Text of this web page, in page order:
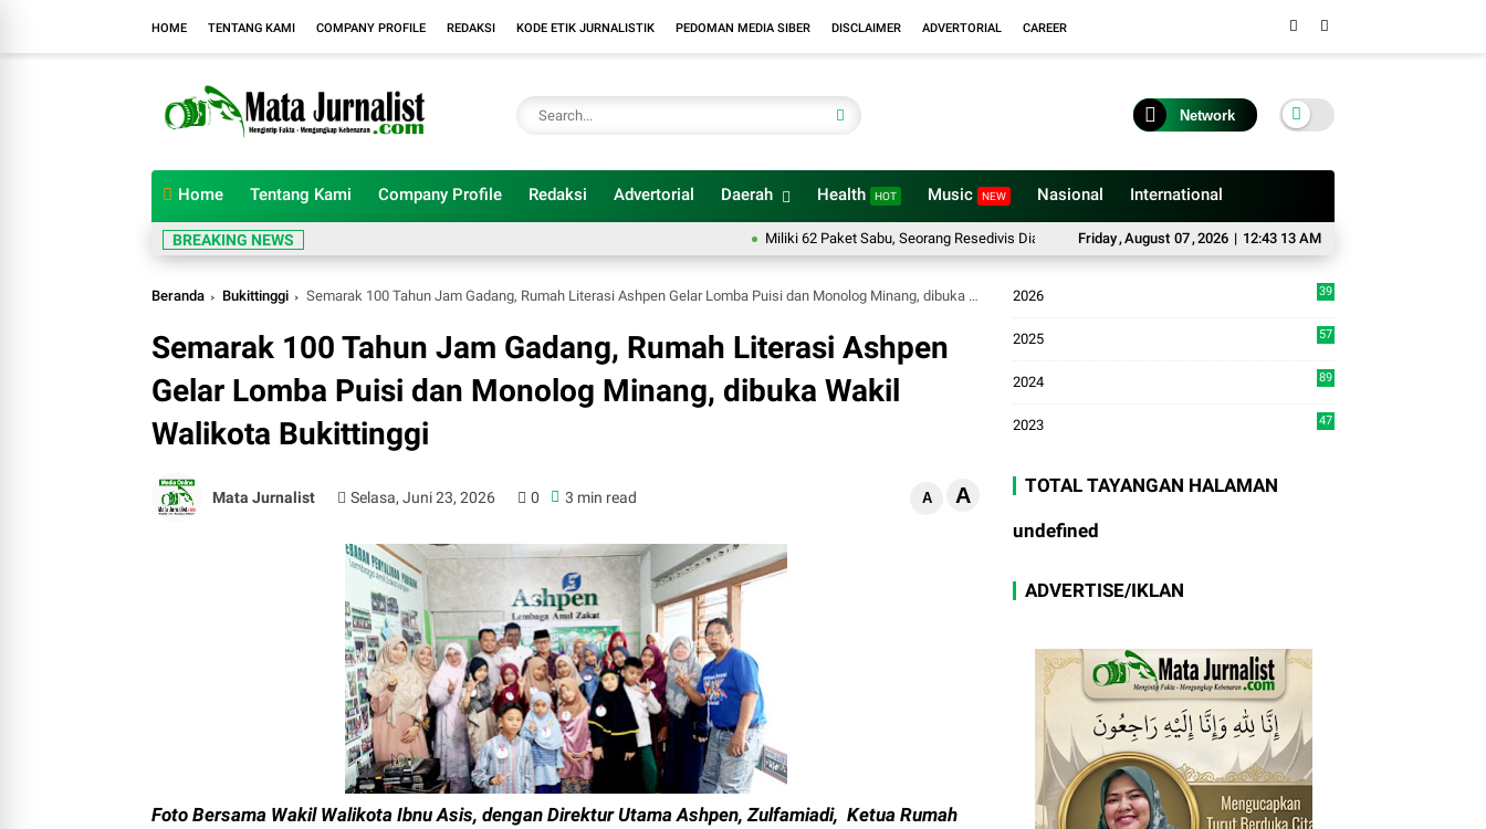
HOME TENTANG KAMI COMPANY PROFILE REDAKSI KODE ETIK JURNALISTIK PEDOMAN MEDIA SIBER DISCLAIMER ADVERTORIAL CAREER
Network
Home Tentang Kami Company Profile Redaksi Advertorial Daerah Health HOT Music NEW Nasional International
Friday,August 07,2026 | 12:43 14 AM
BREAKING NEWS Miliki 62 Paket Sabu, Seorang Resedivis Diamankan Polisi di Bukittinggi Anggota DPRD, "Dedi Fatria" Sengketa Lahan
Beranda Bukittinggi Semarak 100 Tahun Jam Gadang, Rumah Literasi Ashpen Gelar Lomba Puisi dan Monolog Minang, dibuka Wakil Walikota Bukittinggi
Semarak 100 Tahun Jam Gadang, Rumah Literasi Ashpen
Gelar Lomba Puisi dan Monolog Minang, dibuka Wakil
Walikota Bukittinggi
Mata Jurnalist Selasa, Juni 23, 2026 0 3 min read A A
Foto Bersama Wakil Walikota Ibnu Asis, dengan Direktur Utama Ashpen, Zulfamiadi, Ketua Rumah
2026
39
2025
57
2024
89
2023 47
TOTAL TAYANGAN HALAMAN
undefned
ADVERTISE/IKLAN